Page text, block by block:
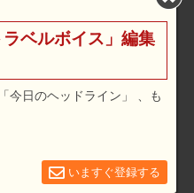
利用規約
広告メニュー・料金
ベルボイス」編集
今日のヘッドライン」 、も
いますぐ登録する